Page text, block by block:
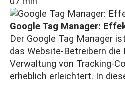
Google Tag Manager:
Der Google Tag Manager
das Website-Betreibern die
Verwaltung von Tracking-
erheblich erleichtert. In